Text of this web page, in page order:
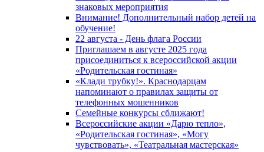
знаковых мероприятия
Внимание! Дополнительный набор детей на
обучение!
22 августа - День флага России
Приглашаем в августе 2025 года
присоединиться к всероссийской акции
«Родительская гостиная»
«Клади трубку!». Краснодарцам
напоминают о правилах защиты от
телефонных мошенников
Семейные конкурсы сближают!
Всероссийские акции «Дарю тепло»,
«Родительская гостиная», «Могу
чувствовать», «Театральная мастерская»